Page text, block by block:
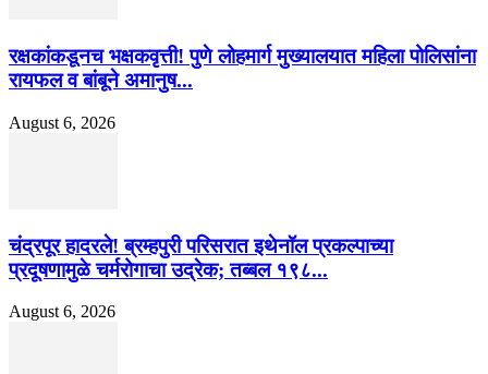
रक्षकांकडूनच भक्षकवृत्ती! पुणे लोहमार्ग मुख्यालयात महिला पोलिसांना
रायफल व बांबूने अमानुष...
August 6, 2026
चंद्रपूर हादरले! ब्रम्हपुरी परिसरात इथेनॉल प्रकल्पाच्या
प्रदूषणामुळे चर्मरोगाचा उद्रेक; तब्बल १९८...
August 6, 2026